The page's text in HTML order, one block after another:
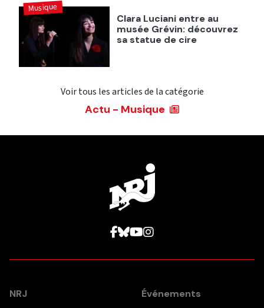
Clara Luciani entre au
musée Grévin: découvrez
sa statue de cire
Musique
Voir tous les articles de la catégorie
Actu - Musique
NRJ Événements